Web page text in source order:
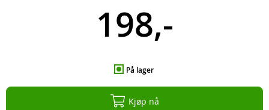
198,-
På lager
Kjøp nå